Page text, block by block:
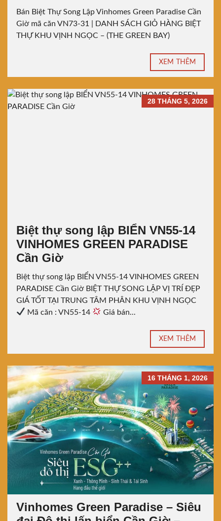
Bán Biệt Thự Song Lập Vinhomes Green Paradise Cần
Giờ mã căn VN73-31 | DANH SÁCH GIỎ HÀNG BIỆT
THỰ KHU VỊNH NGỌC – (THE GREEN BAY)
XEM THÊM
28 THÁNG 5, 2026
Biệt thự song lập BIỂN VN55-14
VINHOMES GREEN PARADISE
Cần Giờ
Biệt thự song lập BIỂN VN55-14 VINHOMES GREEN
PARADISE Cần Giờ BIỆT THỰ SONG LẬP VỊ TRÍ ĐẸP
GIÁ TỐT TẠI TRUNG TÂM PHÂN KHU VỊNH NGỌC
Mã căn : VN55-14
Giá bán...
XEM THÊM
16 THÁNG 1, 2026
Vinhomes Green Paradise – Siêu